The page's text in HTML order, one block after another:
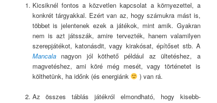
Kicsiknél fontos a közvetlen kapcsolat a környezettel, a
konkrét tárgyakkal. Ezért van az, hogy számukra mást is,
többet is jelentenek ezek a játékok, mint amik. Gyakran
nem is azt játsszák, amire tervezték, hanem valamilyen
szerepjátékot, katonásdit, vagy kirakósat, építőset stb. A
Mancalanagyon jól köthető például az ültetéshez, a
magvetéshez, ami köré még mesét, vagy történetet is
költhetünk, ha időnk (és energiánk
) van rá.
Az összes táblás játékról elmondható, hogy kisebb-